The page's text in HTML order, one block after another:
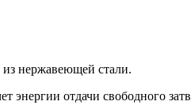
из нержавеющей стали.
энергии отдачи свободного